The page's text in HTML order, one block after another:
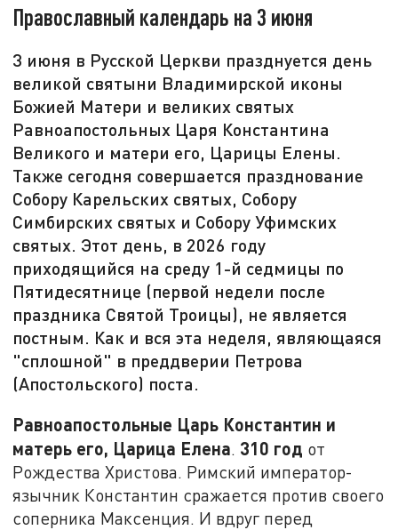
Православный календарь на 3 июня
3 июня в Русской Церкви празднуется день
великой святыни Владимирской иконы
Божией Матери и великих святых
Равноапостольных Царя Константина
Великого и матери его, Царицы Елены.
Также сегодня совершается празднование
Собору Карельских святых, Собору
Симбирских святых и Собору Уфимских
святых. Этот день, в 2026 году
приходящийся на среду 1-й седмицы по
Пятидесятнице (первой недели после
праздника Святой Троицы), не является
постным. Как и вся эта неделя, являющаяся
"сплошной" в преддверии Петрова
(Апостольского) поста.
Равноапостольные Царь Константин и
матерь его, Царица Елена. 310 год от
Рождества Христова. Римский император-
язычник Константин сражается против своего
соперника Максенция. И вдруг перед